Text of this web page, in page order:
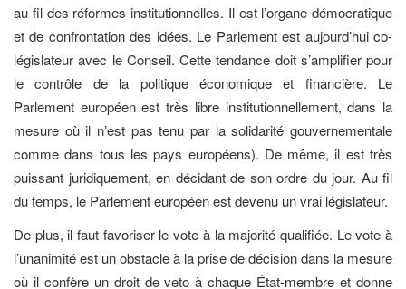
au fil des réformes institutionnelles. Il est l’organe démocratique
et de confrontation des idées. Le Parlement est aujourd’hui co-
législateur avec le Conseil. Cette tendance doit s’amplifier pour
le contrôle de la politique économique et financière. Le
Parlement européen est très libre institutionnellement, dans la
mesure où il n’est pas tenu par la solidarité gouvernementale
comme dans tous les pays européens). De même, il est très
puissant juridiquement, en décidant de son ordre du jour. Au fil
du temps, le Parlement européen est devenu un vrai législateur.
De plus, il faut favoriser le vote à la majorité qualifiée. Le vote à
l’unanimité est un obstacle à la prise de décision dans la mesure
où il confère un droit de veto à chaque État-membre et donne